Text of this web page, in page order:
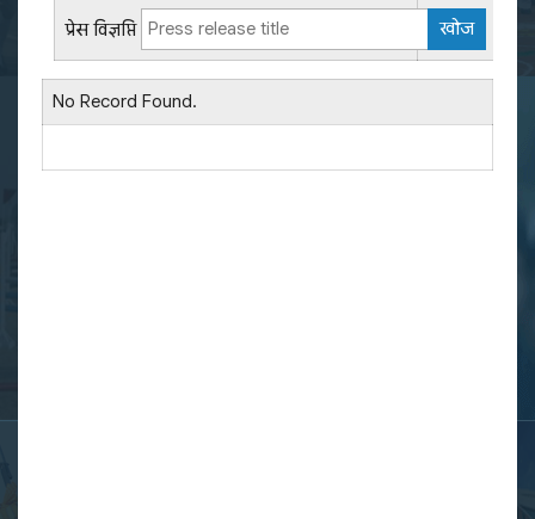
प्रेस विज्ञप्ति
No Record Found.